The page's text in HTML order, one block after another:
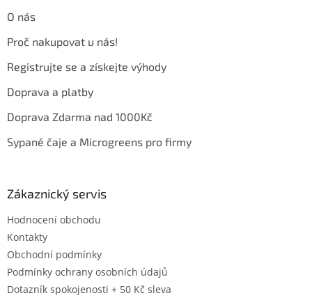
O nás
Proč nakupovat u nás!
Registrujte se a získejte výhody
Doprava a platby
Doprava Zdarma nad 1000Kč
Sypané čaje a Microgreens pro firmy
Zákaznický servis
Hodnocení obchodu
Kontakty
Obchodní podmínky
Podmínky ochrany osobních údajů
Dotazník spokojenosti + 50 Kč sleva